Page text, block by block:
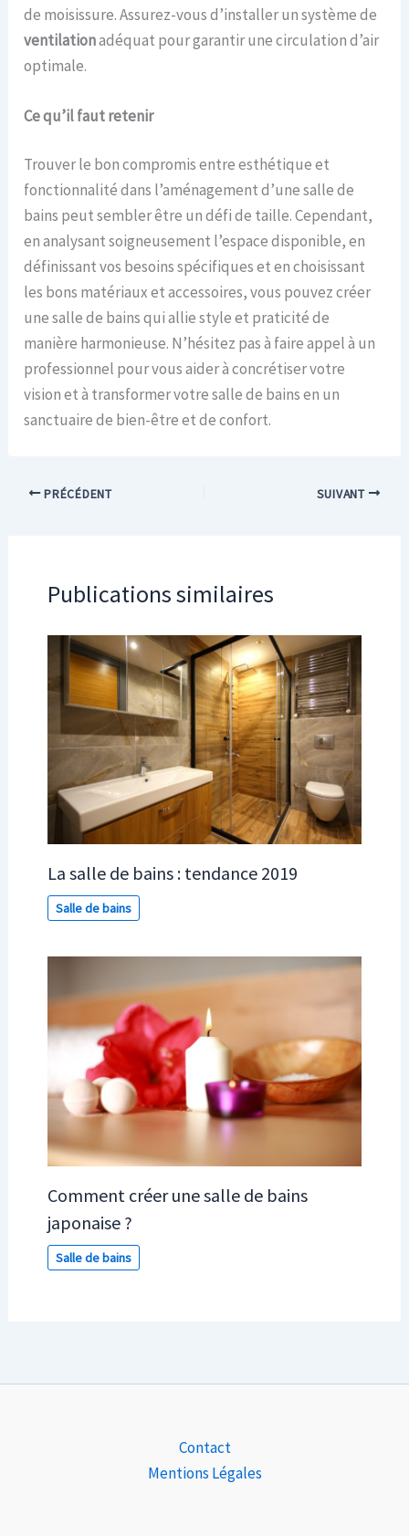
de moisissure. Assurez-vous d’installer un système de
ventilationadéquat pour garantir une circulation d’air
optimale.
Ce qu’il faut retenir
Trouver le bon compromis entre esthétique et
fonctionnalité dans l’aménagement d’une salle de
bains peut sembler être un défi de taille. Cependant,
en analysant soigneusement l’espace disponible, en
définissant vos besoins spécifiques et en choisissant
les bons matériaux et accessoires, vous pouvez créer
une salle de bains qui allie style et praticité de
manière harmonieuse. N’hésitez pas à faire appel à un
professionnel pour vous aider à concrétiser votre
vision et à transformer votre salle de bains en un
sanctuaire de bien-être et de confort.
PRÉCÉDENT SUIVANT
Publications similaires
La salle de bains : tendance 2019
Salle de bains
Comment créer une salle de bains
japonaise ?
Salle de bains
Contact
Mentions Légales